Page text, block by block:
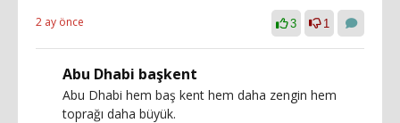
2 ay önce 3 1
Abu Dhabi başkent
Abu Dhabi hem baş kent hem daha zengin hem
toprağı daha büyük.